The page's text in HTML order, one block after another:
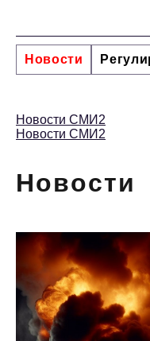
Новости
Новости СМИ2
Новости СМИ2
Новости